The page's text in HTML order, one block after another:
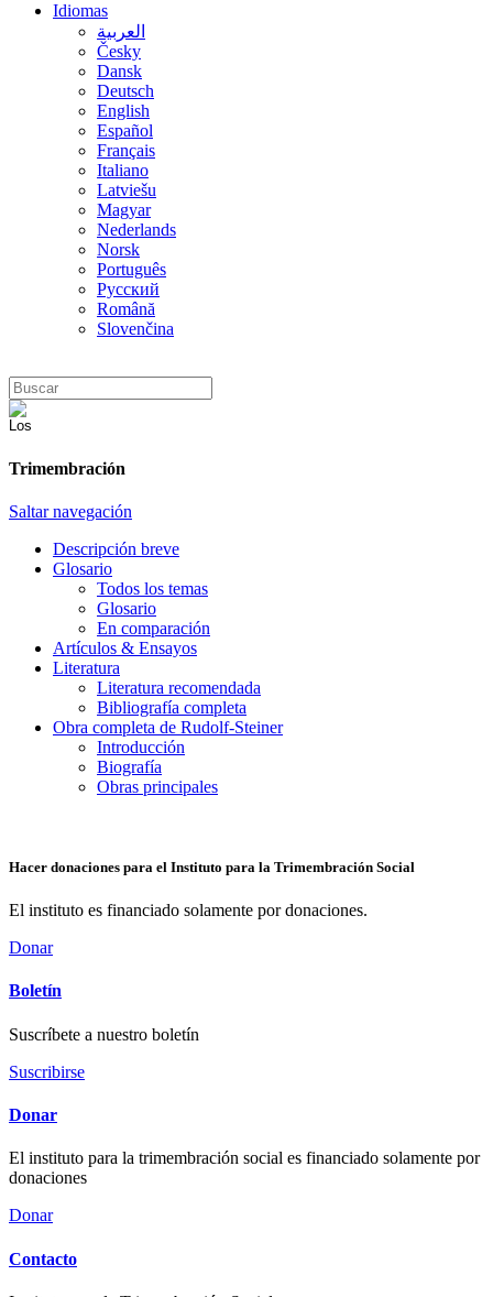
Idiomas
العربية
Česky
Dansk
Deutsch
English
Español
Français
Italiano
Latviešu
Magyar
Nederlands
Norsk
Português
Русский
Română
Slovenčina
Trimembración
Saltar navegación
Descripción breve
Glosario
Todos los temas
Glosario
En comparación
Artículos & Ensayos
Literatura
Literatura recomendada
Bibliografía completa
Obra completa de Rudolf-Steiner
Introducción
Biografía
Obras principales
Hacer donaciones para el Instituto para la Trimembración Social
El instituto es financiado solamente por donaciones.
Donar
Boletín
Suscríbete a nuestro boletín
Suscribirse
Donar
El instituto para la trimembración social es financiado solamente por
donaciones
Donar
Contacto